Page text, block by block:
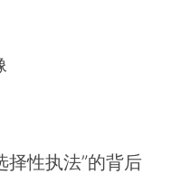
择性执法”的背后